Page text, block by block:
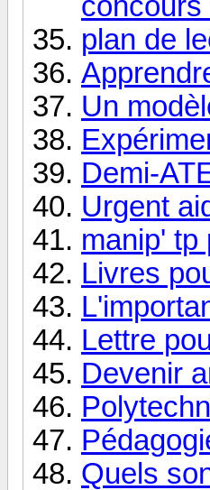
plan de
Un
Demi-
Urgent
manip' tp
Livres
Lettre
Devenir
Quels